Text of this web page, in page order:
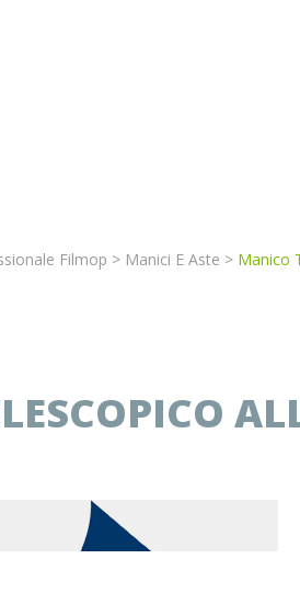
Filmop > Manici E Aste > Manico